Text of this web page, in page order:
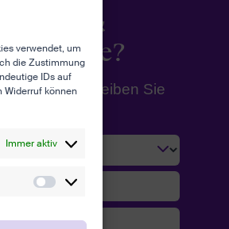
verwendet, um
die Zustimmung
IDs auf
Widerruf können
Immer aktiv
Pflege &
Hause?
und schreiben Sie